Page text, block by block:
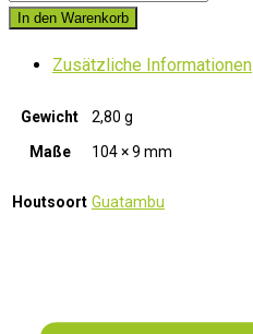
2
Klöppel
quantity
In den Warenkorb
Zusätzliche Informationen
Gewicht
2,80 g
Maße
104 × 9 mm
Houtsoort Guatambu